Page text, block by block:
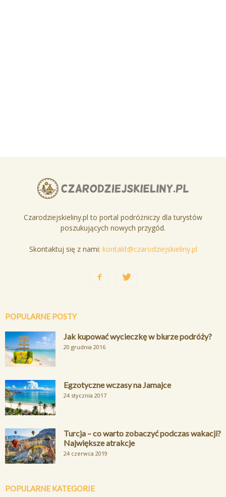
Czarodziejskieliny.pl to portal podróżniczy dla turystów
poszukujących nowych przygód.
Skontaktuj się z nami: kontakt@czarodziejskieliny.pl
POPULARNE POSTY
Jak kupować wycieczkę w biurze podróży?
20 grudnia 2016
Egzotyczne wczasy na Jamajce
24 stycznia 2017
Turcja – co warto zobaczyć podczas wakacji?
Największe atrakcje
24 czerwca 2019
POPULARNE KATEGORIE